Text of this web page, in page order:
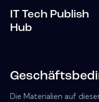
IT Tech Publish
Hub
Die Materialien auf